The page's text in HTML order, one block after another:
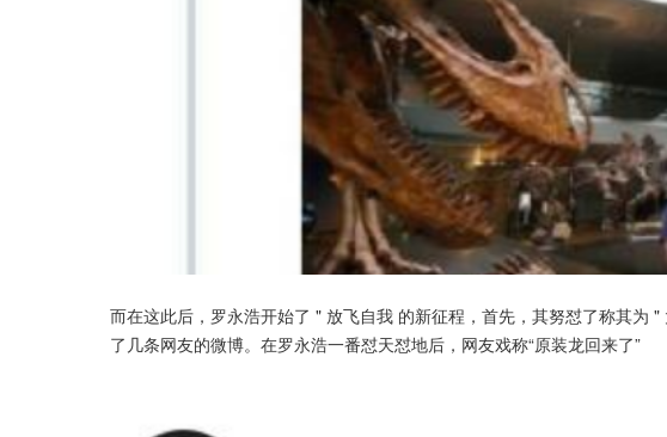
而在这此后，罗永浩开始了 " 放飞自我 的新征程，首先，其努怼了称其为
了几条网友的微博。在罗永浩一番怼天怼地后，网友戏称“原装龙回来了”